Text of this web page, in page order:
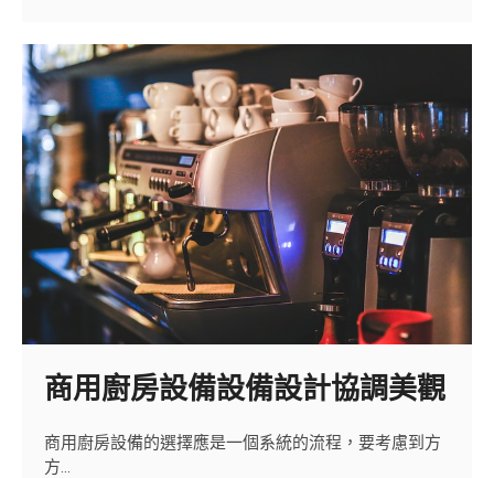
麼
選，
跟
著
專
家
走
商用廚房設備設備設計協調美觀
商用廚房設備的選擇應是一個系統的流程，要考慮到方
方…